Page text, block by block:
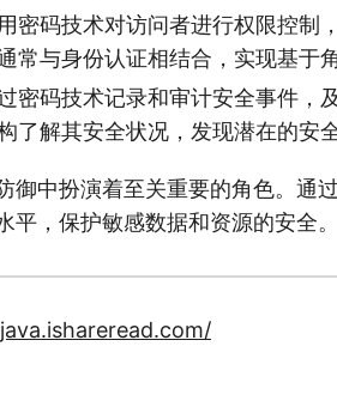
密码技术对访问者进行权限控制
常与身份认证相结合，实现基于
密码技术记录和审计安全事件，
了解其安全状况，发现潜在的安
御中扮演着至关重要的角色。通
平，保护敏感数据和资源的安全。